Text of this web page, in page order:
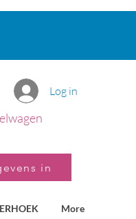
Log in
in
More